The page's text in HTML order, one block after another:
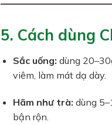
5. Cách dùng
Sắc uống: dùng
viêm, làm mát dạ dày.
Hãm như trà: dùng
bận rộn.